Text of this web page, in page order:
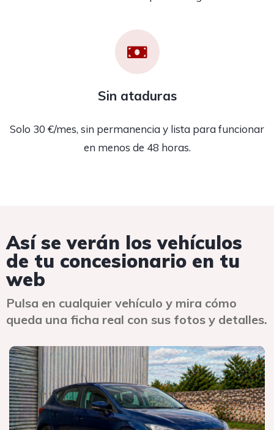
Sin ataduras
Solo 30 €/mes, sin permanencia y lista para funcionar
en menos de 48 horas.
Así se verán los vehículos
de tu concesionario en tu
web
Pulsa en cualquier vehículo y mira cómo
queda una ficha real con sus fotos y detalles.